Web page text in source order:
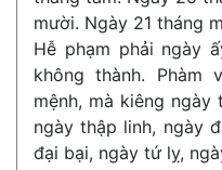
mười. Ngày 21 tháng
Hễ phạm phải ngày
không thành. Phàm
mệnh, mà kiêng ngày
ngày thập linh, ngày
đại bại, ngày tứ lỵ,